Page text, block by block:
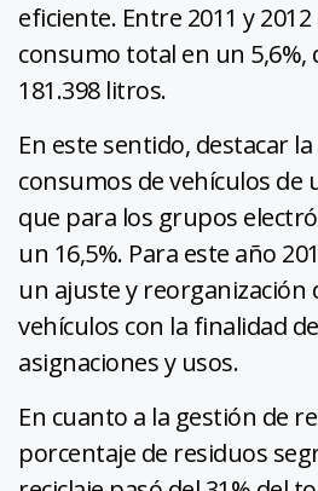
eficiente. Entre 2011 y
consumo total en un 5,6%,
181.398 litros.
En este sentido, destacar
consumos de vehículos de
que para los grupos
un 16,5%. Para este año
un ajuste y reorganización
vehículos con la finalidad
asignaciones y usos.
En cuanto a la gestión de
porcentaje de residuos